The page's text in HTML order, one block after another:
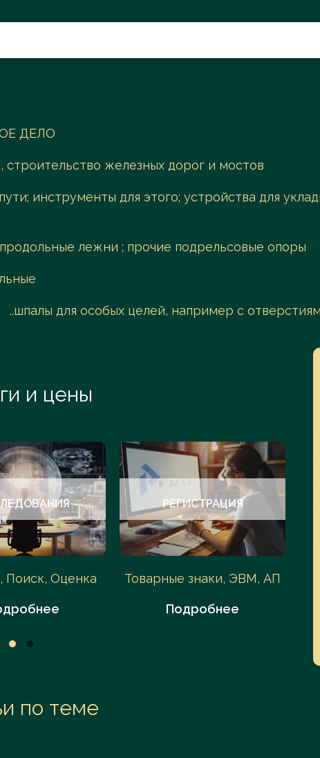
ДЕЛО
железных дорог и мостов
инструменты для этого; устройства для
лежни ; прочие подрельсовые опоры
..шпалы для особых целей, например с
и цены
Поиск, Оценка
РЕГИСТРАЦИЯ
Товарные знаки, ЭВМ, АП
Подробнее
по теме